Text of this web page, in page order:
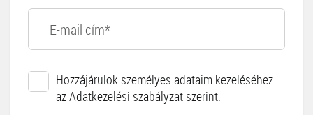
Hozzájárulok személyes adataim kezeléséhez
az Adatkezelési szabályzat szerint.